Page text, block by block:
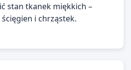
stan tkanek miękkich –
ścięgien i chrząstek.